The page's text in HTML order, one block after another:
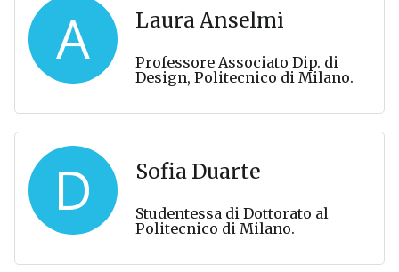
A Laura Anselmi
Professore Associato Dip. di
Design, Politecnico di Milano.
D Sofia Duarte
Studentessa di Dottorato al
Politecnico di Milano.